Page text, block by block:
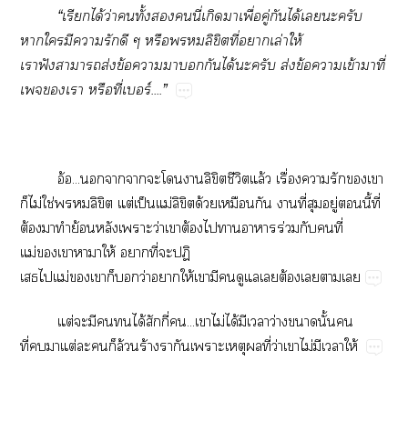
“เรียกได้ว่าทั้งนี่เกิดาเพื่อคู่กันได้เะครับ
าใมีารักดี ๆ หรือลิขิตที่าเล่าให้
เาฟังาาส่งข้อาากันได้ะครับ ส่งข้อาเข้ามาที่
เจเา หรือที่เบอร์....”
อ้อ...าาะโาลิขิตชีวิตแล้ว เรื่องารักเา
ก็ไม่ใช่ลิขิต แต่เป็นแม่ลิขิตด้วยเหมือนกัน าที่สุมอยู่นี้ที่
ต้องมาทำย้อนหลังเาะว่าเาต้องไาาาร่วมกับคนที่
แม่เาาาให้ าที่ะปฏิ
เสธไแม่เาก็ว่าาให้เามีดูแลเต้องเาเ
แต่ะมีได้สักกี่...เาไม่ได้มีเาว่างานั้นคน
ที่าแต่ะก็ล้วนร้างรากันเาะเหตุที่ว่าเาไม่มีเาให้